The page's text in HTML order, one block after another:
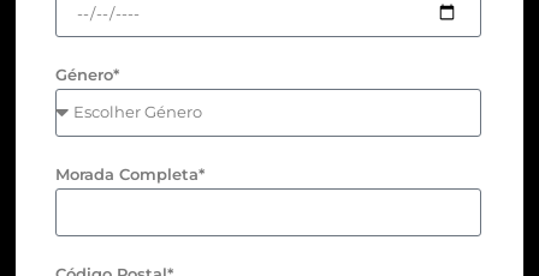
Género*
Morada Completa*